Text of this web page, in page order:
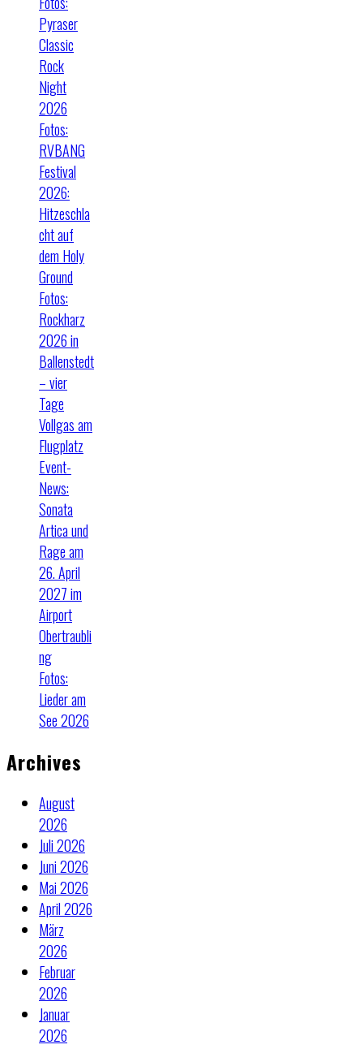
Pyraser
Classic
Rock
Night
2026
Fotos:
RVBANG
Festival
2026:
Hitzeschla
cht auf
dem Holy
Ground
Fotos:
Rockharz
2026 in
Ballenstedt
– vier
Tage
Vollgas am
Flugplatz
Event-
News:
Sonata
Artica und
Rage am
26. April
2027 im
Airport
Obertraubli
ng
Fotos:
Lieder am
See 2026
Archives
August
2026
Juli 2026
Juni 2026
Mai 2026
April 2026
März
2026
Februar
2026
Januar
2026